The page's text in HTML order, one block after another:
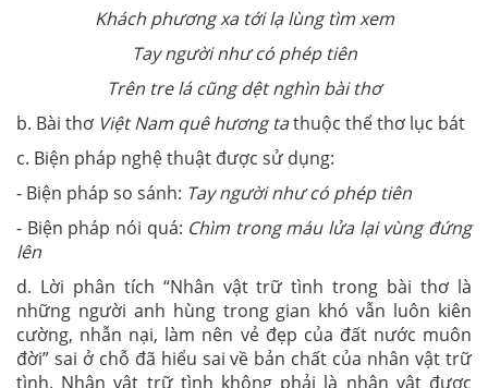
Khách phương xa tới lạ lùng tìm xem
Tay người như có phép tiên
Trên tre lá cũng dệt nghìn bài thơ
b. Bài thơ Việt Nam quê hương tathuộc thể thơ lục bát
c. Biện pháp nghệ thuật được sử dụng:
- Biện pháp so sánh: Tay người như có phép tiên
- Biện pháp nói quá: Chìm trong máu lửa lại vùng đứng
lên
d. Lời phân tích “Nhân vật trữ tình trong bài thơ là
những người anh hùng trong gian khó vẫn luôn kiên
cường, nhẫn nại, làm nên vẻ đẹp của đất nước muôn
đời” sai ở chỗ đã hiểu sai về bản chất của nhân vật trữ
tình. Nhân vật trữ tình không phải là nhân vật được